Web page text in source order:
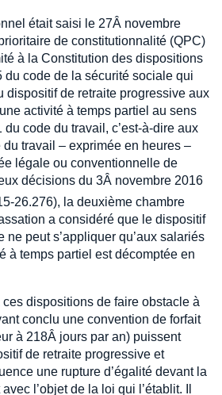
était saisi le 27Â novembre
de constitutionnalité (QPC)
à la Constitution des dispositions
du code de la sécurité sociale qui
dispositif de retraite progressive aux
activité à temps partiel au sens
du code du travail, c’est-à-dire aux
travail – exprimée en heures –
légale ou conventionnelle de
décisions du 3Â novembre 2016
26.276), la deuxième chambre
a considéré que le dispositif
ne peut s’appliquer qu’aux salariés
à temps partiel est décomptée en
ces dispositions de faire obstacle à
conclu une convention de forfait
à 218Â jours par an) puissent
de retraite progressive et
une rupture d’égalité devant la
l’objet de la loi qui l’établit. Il